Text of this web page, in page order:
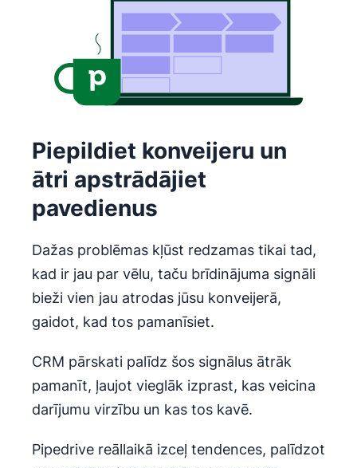
Piepildiet konveijeru un
ātri apstrādājiet
pavedienus
Dažas problēmas kļūst redzamas tikai tad,
kad ir jau par vēlu, taču brīdinājuma signāli
bieži vien jau atrodas jūsu konveijerā,
gaidot, kad tos pamanīsiet.
CRM pārskati palīdz šos signālus ātrāk
pamanīt, ļaujot vieglāk izprast, kas veicina
darījumu virzību un kas tos kavē.
Pipedrive reāllaikā izceļ tendences, palīdzot